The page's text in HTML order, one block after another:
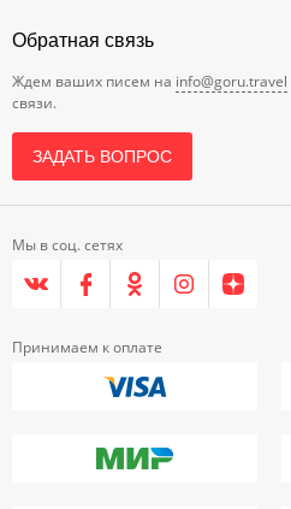
Обратная связь
Ждем ваших писем на info@goru.travel
связи.
ЗАДАТЬ ВОПРОС
Мы в соц. сетях
Принимаем к оплате